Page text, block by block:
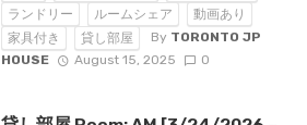
ランドリー
ルームシェア
動画あり
家具付き
貸し部屋 By TORONTO JP
HOUSE
August 15, 2025 0